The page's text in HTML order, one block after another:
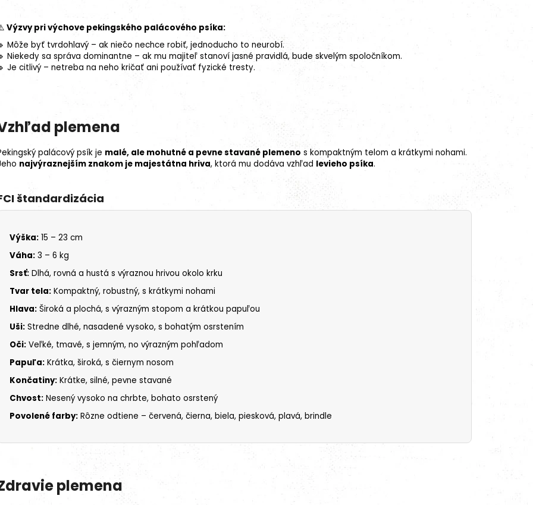
Výzvy pri výchove pekingského palácového psíka:
Môže byť tvrdohlavý – ak niečo nechce robiť, jednoducho to neurobí.
Niekedy sa správa dominantne – ak mu majiteľ stanoví jasné pravidlá, bude skvelým spoločníkom.
Je citlivý – netreba na neho kričať ani používať fyzické tresty.
plemena
palácový psík je malé, ale mohutné a pevne stavané plemeno s kompaktným telom a krátkymi nohami.
najvýraznejším znakom je majestátna hriva, ktorá mu dodáva vzhľad levieho psíka.
štandardizácia
Výška: 15 – 23 cm
Váha: 3 – 6 kg
Srsť: Dlhá, rovná a hustá s výraznou hrivou okolo krku
Tvar tela: Kompaktný, robustný, s krátkymi nohami
Hlava: Široká a plochá, s výrazným stopom a krátkou papuľou
Uši: Stredne dlhé, nasadené vysoko, s bohatým osrstením
Oči: Veľké, tmavé, s jemným, no výrazným pohľadom
Papuľa: Krátka, široká, s čiernym nosom
Končatiny: Krátke, silné, pevne stavané
Chvost: Nesený vysoko na chrbte, bohato osrstený
Povolené farby: Rôzne odtiene – červená, čierna, biela, piesková, plavá, brindle
plemena